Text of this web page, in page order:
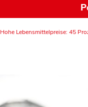
Hohe Lebensmittelpreise: 45